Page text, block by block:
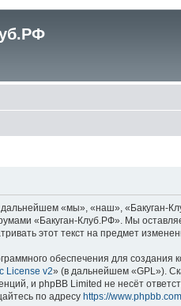
«мы», «наш», «Бакуган-
«Бакуган-Клуб.РФ». Мы
этот текст на предмет
обеспечения для создания
License v2» (в дальнейшем «GPL»).
и phpBB Limited не несёт
по адресу https://